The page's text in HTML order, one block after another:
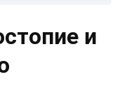
и